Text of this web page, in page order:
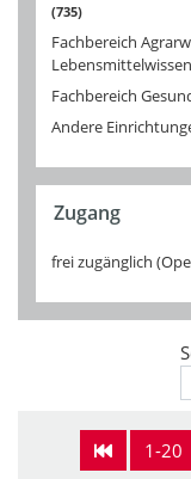
735
Fachbereich
Fachbereich
Andere
Zugang
frei zugänglich
1-20